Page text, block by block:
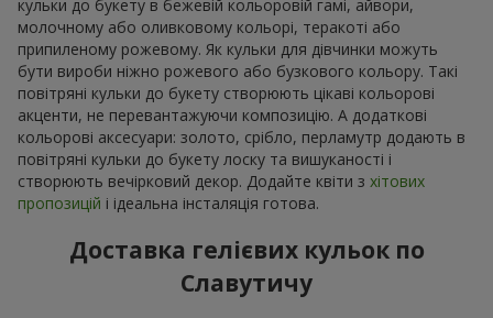
кульки до букету в бежевій кольоровій гамі, айвори,
молочному або оливковому кольорі, теракоті або
припиленому рожевому. Як кульки для дівчинки можуть
бути вироби ніжно рожевого або бузкового кольору. Такі
повітряні кульки до букету створюють цікаві кольорові
акценти, не перевантажуючи композицію. А додаткові
кольорові аксесуари: золото, срібло, перламутр додають в
повітряні кульки до букету лоску та вишуканості і
створюють вечірковий декор. Додайте квіти з хітових
пропозицій і ідеальна інсталяція готова.
Доставка гелієвих кульок по
Славутичу